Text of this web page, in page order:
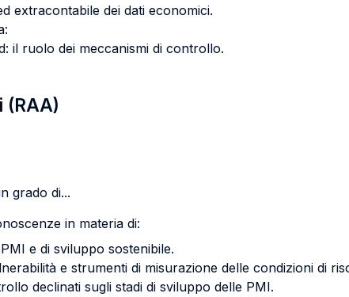
extracontabile dei dati economici.
il ruolo dei meccanismi di controllo.
grado di...
in materia di:
e di sviluppo sostenibile.
e strumenti di misurazione delle condizioni di
declinati sugli stadi di sviluppo delle PMI.